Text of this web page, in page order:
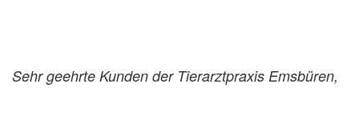
Sehr geehrte Kunden der Tierarztpraxis Emsbüren,